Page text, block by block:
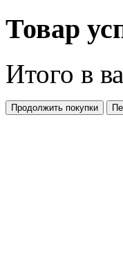
Товар
Итого в
Продолжить покупки